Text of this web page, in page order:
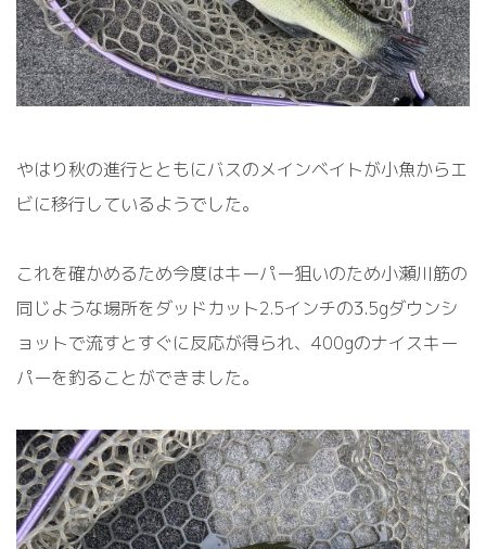
やはり秋の進行とともにバスのメインベイトが小魚からエ
ビに移行しているようでした。
これを確かめるため今度はキーパー狙いのため小瀬川筋の
同じような場所をダッドカット2.5インチの3.5gダウンシ
ョットで流すとすぐに反応が得られ、400gのナイスキー
パーを釣ることができました。